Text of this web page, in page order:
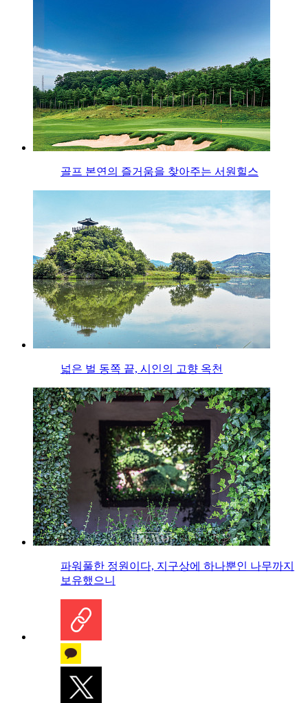
골프 본연의 즐거움을 찾아주는 서원힐스
넓은 벌 동쪽 끝, 시인의 고향 옥천
파워풀한 정원이다, 지구상에 하나뿐인 나무까지
보유했으니